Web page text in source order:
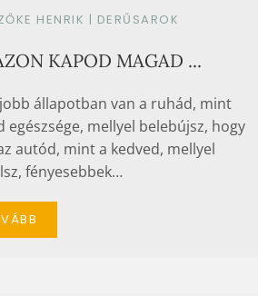
HENRIK | DERŰSAROK
KAPOD MAGAD ...
állapotban van a ruhád, mint
egészsége, mellyel belebújsz, hogy
autód, mint a kedved, mellyel
fényesebbek…